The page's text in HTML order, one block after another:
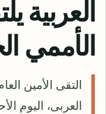
العربية
الأممي
التقى الأمين
العربى، اليوم